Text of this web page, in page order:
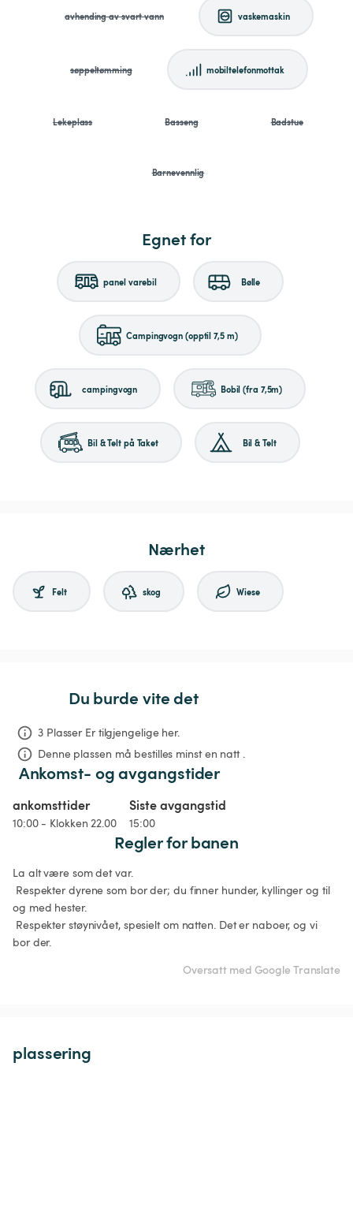
avhending av svart vann vaskemaskin
søppeltømming mobiltelefonmottak
Lekeplass Basseng Badstue
Barnevennlig
Egnet for
panel varebil Bølle
Campingvogn (opptil 7,5 m)
campingvogn Bobil (fra 7,5m)
Bil & Telt på Taket Bil & Telt
Nærhet
Felt skog Wiese
Du burde vite det
3 Plasser Er tilgjengelige her.
Denne plassen må bestilles minst en natt .
Ankomst- og avgangstider
ankomsttider
10:00 - Klokken 22.00
Siste avgangstid
15:00
Regler for banen
La alt være som det var.
og med hester.
Oversatt med Google Translate
plassering